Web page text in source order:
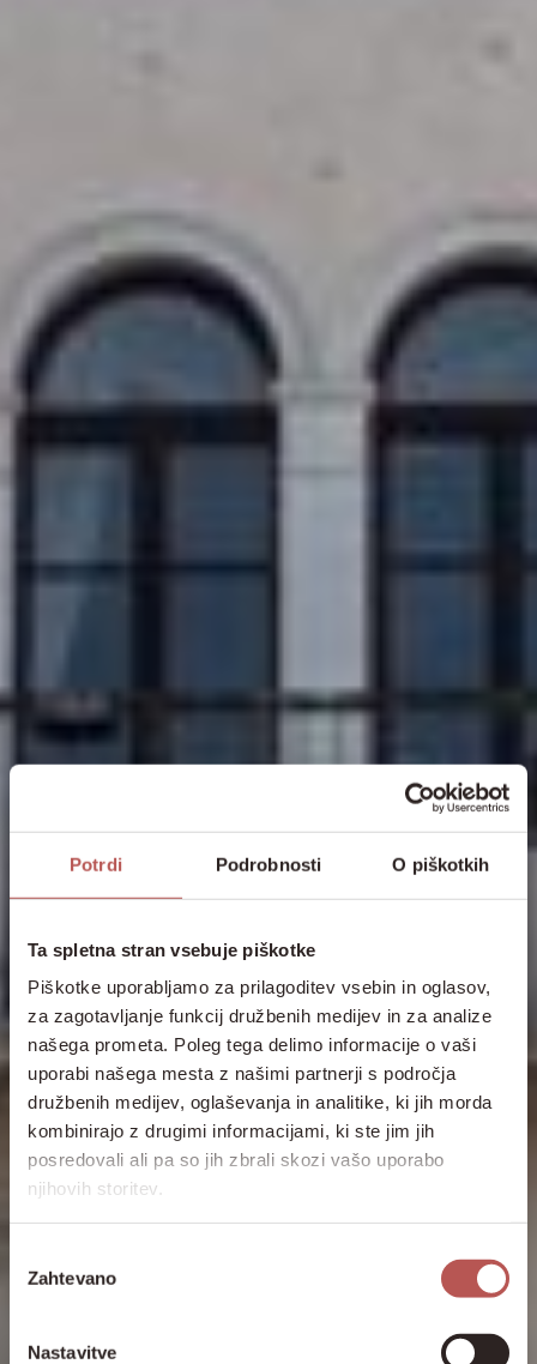
Potrdi Podrobnosti O piškotkih
Ta spletna stran vsebuje piškotke
Piškotke uporabljamo za prilagoditev vsebin in oglasov,
za zagotavljanje funkcij družbenih medijev in za analize
našega prometa. Poleg tega delimo informacije o vaši
uporabi našega mesta z našimi partnerji s področja
družbenih medijev, oglaševanja in analitike, ki jih morda
kombinirajo z drugimi informacijami, ki ste jim jih
posredovali ali pa so jih zbrali skozi vašo uporabo
njihovih storitev.
soglasja
Zahtevano
Nastavitve